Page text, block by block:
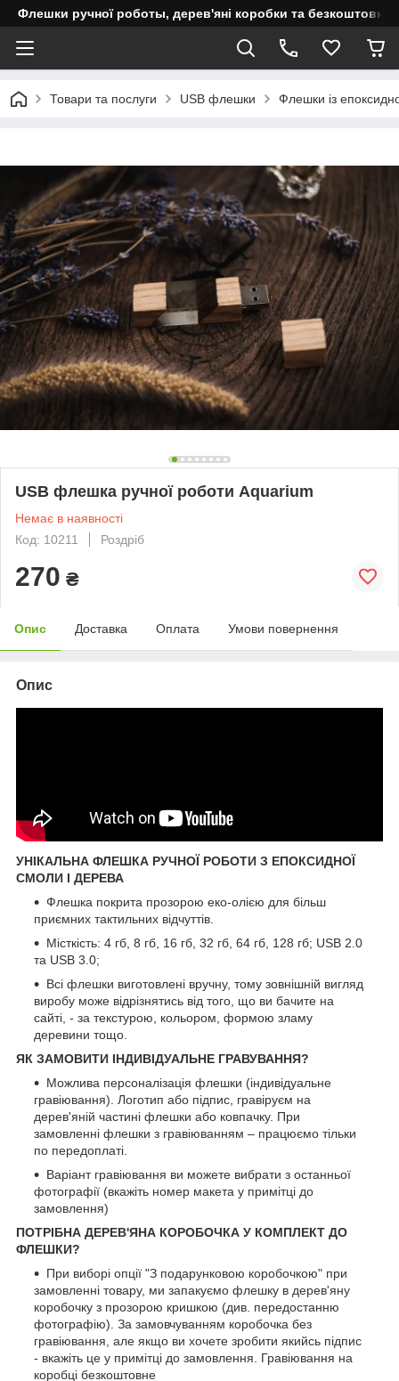
Флешки ручної роботы, дерев'яні коробки та безкоштовне
Товари та послуги USB флешки Флешки із
USB флешка ручної роботи Aquarium
Немає в наявності
Код: 10211
Роздріб
270 ₴
Опис Доставка Оплата Умови повернення
Опис
УНІКАЛЬНА ФЛЕШКА РУЧНОЇ РОБОТИ З ЕПОКСИДНОЇ
СМОЛИ І ДЕРЕВА
Флешка покрита прозорою еко-олією для більш
приємних тактильних відчуттів.
Місткість: 4 гб, 8 гб, 16 гб, 32 гб, 64 гб, 128 гб; USB 2.0
та USB 3.0;
Всі флешки виготовлені вручну, тому зовнішній вигляд
виробу може відрізнятись від того, що ви бачите на
сайті, - за текстурою, кольором, формою зламу
деревини тощо.
ЯК ЗАМОВИТИ ІНДИВІДУАЛЬНЕ ГРАВУВАННЯ?
Можлива персоналізація флешки (індивідуальне
гравіювання). Логотип або підпис, гравіруєм на
дерев'яній частині флешки або ковпачку. При
замовленні флешки з гравіюванням – працюємо тільки
по передоплаті.
Варіант гравіювання ви можете вибрати з останньої
фотографії (вкажіть номер макета у примітці до
замовлення)
ПОТРІБНА ДЕРЕВ'ЯНА КОРОБОЧКА У КОМПЛЕКТ ДО
ФЛЕШКИ?
При виборі опції "З подарунковою коробочкою" при
замовленні товару, ми запакуємо флешку в дерев'яну
коробочку з прозорою кришкою (див. передостанню
фотографію). За замовчуванням коробочка без
гравіювання, але якщо ви хочете зробити якийсь підпис
- вкажіть це у примітці до замовлення. Гравіювання на
коробці безкоштовне